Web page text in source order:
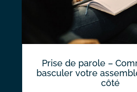
Prise de parole –
basculer votre
côté